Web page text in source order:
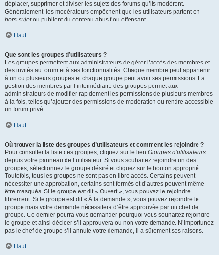
déplacer, supprimer et diviser les sujets des forums qu’ils modèrent.
Généralement, les modérateurs empêchent que les utilisateurs partent en
hors-sujetou publient du contenu abusif ou offensant.
Haut
Que sont les groupes d’utilisateurs ?
Les groupes permettent aux administrateurs de gérer l’accès des membres et
des invités au forum et à ses fonctionnalités. Chaque membre peut appartenir
à un ou plusieurs groupes et chaque groupe peut avoir ses permissions. La
gestion des membres par l’intermédiaire des groupes permet aux
administrateurs de modifier rapidement les permissions de plusieurs membres
à la fois, telles qu’ajouter des permissions de modération ou rendre accessible
un forum privé.
Haut
Où trouver la liste des groupes d’utilisateurs et comment les rejoindre ?
Pour consulter la liste des groupes, cliquez sur le lien Groupes d’utilisateurs
depuis votre panneau de l’utilisateur. Si vous souhaitez rejoindre un des
groupes, sélectionnez le groupe désiré et cliquez sur le bouton approprié.
Toutefois, tous les groupes ne sont pas en libre accès. Certains peuvent
nécessiter une approbation, certains sont fermés et d’autres peuvent même
être masqués. Si le groupe est dit « Ouvert », vous pouvez le rejoindre
librement. Si le groupe est dit « À la demande », vous pouvez rejoindre le
groupe mais votre demande nécessitera d’être approuvée par un chef de
groupe. Ce dernier pourra vous demander pourquoi vous souhaitez rejoindre
le groupe et ainsi décider s’il approuvera ou non votre demande. N’importunez
pas le chef de groupe s’il annule votre demande, il a sûrement ses raisons.
Haut